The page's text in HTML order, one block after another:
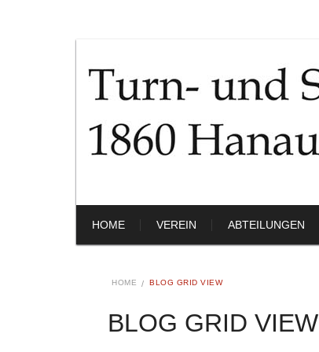
HOME VEREIN ABTEILUNGEN
HOME BLOG GRID VIEW
BLOG GRID VIEW